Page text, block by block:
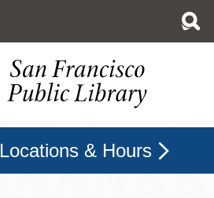
& Hours